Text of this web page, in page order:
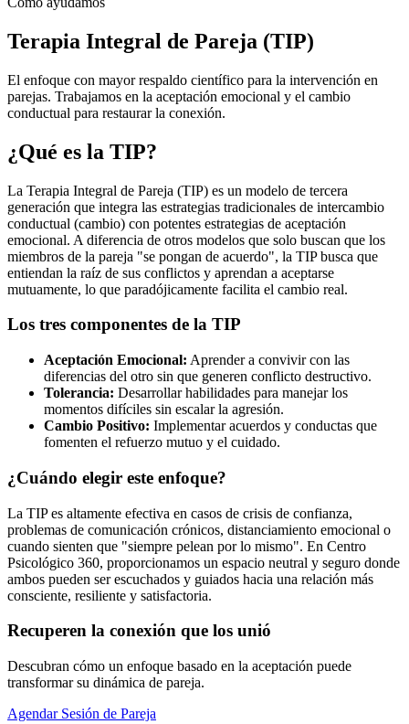
Terapia Integral de Pareja (TIP)
El enfoque con mayor respaldo científico para la intervención en
parejas. Trabajamos en la aceptación emocional y el cambio
conductual para restaurar la conexión.
¿Qué es la TIP?
La Terapia Integral de Pareja (TIP) es un modelo de tercera
generación que integra las estrategias tradicionales de intercambio
conductual (cambio) con potentes estrategias de aceptación
emocional. A diferencia de otros modelos que solo buscan que los
miembros de la pareja "se pongan de acuerdo", la TIP busca que
entiendan la raíz de sus conflictos y aprendan a aceptarse
mutuamente, lo que paradójicamente facilita el cambio real.
Los tres componentes de la TIP
Aceptación Emocional: Aprender a convivir con las
diferencias del otro sin que generen conflicto destructivo.
Tolerancia: Desarrollar habilidades para manejar los
momentos difíciles sin escalar la agresión.
Cambio Positivo: Implementar acuerdos y conductas que
fomenten el refuerzo mutuo y el cuidado.
¿Cuándo elegir este enfoque?
La TIP es altamente efectiva en casos de crisis de confianza,
problemas de comunicación crónicos, distanciamiento emocional o
cuando sienten que "siempre pelean por lo mismo". En Centro
Psicológico 360, proporcionamos un espacio neutral y seguro donde
ambos pueden ser escuchados y guiados hacia una relación más
consciente, resiliente y satisfactoria.
Recuperen la conexión que los unió
Descubran cómo un enfoque basado en la aceptación puede
transformar su dinámica de pareja.
Agendar Sesión de Pareja